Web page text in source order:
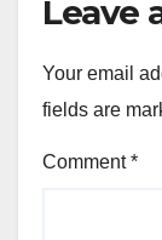
Leave
Your email
fields are
Comment*